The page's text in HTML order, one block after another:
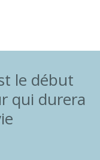
le début
qui durera